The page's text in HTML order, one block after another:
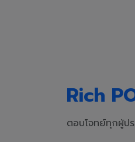
Rich
ตอบโจทย์ทุกผู้ป